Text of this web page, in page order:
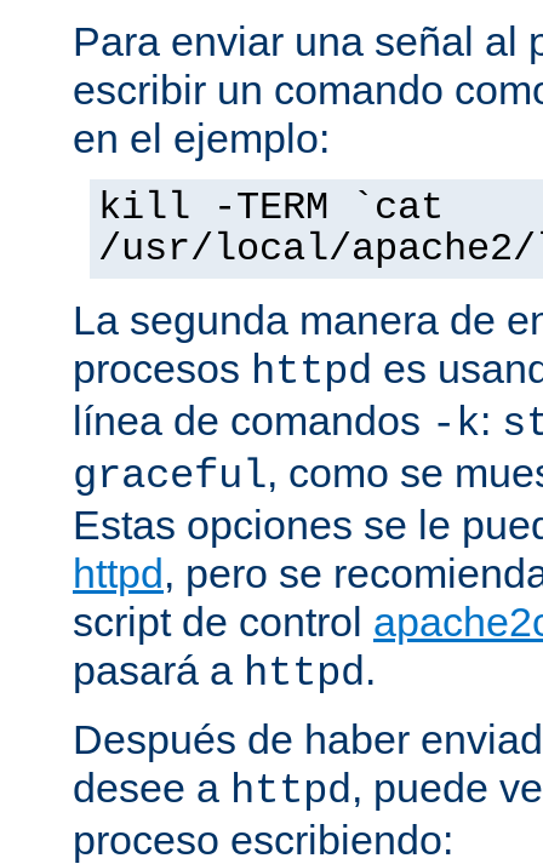
Para enviar una señal al
escribir un comando
en el ejemplo:
kill -TERM `cat
/usr/local/
La segunda manera de
procesos httpd es
línea de comandos -k:
graceful, como se
Estas opciones se le
httpd, pero se
script de control
pasará a httpd.
Después de haber
desee a httpd, puede
proceso escribiendo: